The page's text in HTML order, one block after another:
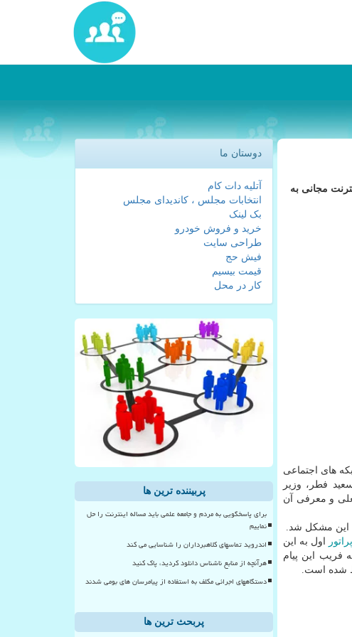
مجانی به
های اجتماعی
فطر، وزیر
و معرفی آن
این مشكل شد.
اپراتور
اول به این
مشتركانی كه فریب این پیام
دوستان ما
آتلیه دات کام
انتخابات مجلس ، کاندیدای مجلس
بک لینک
خرید و فروش خودرو
طراحی سایت
فیش حج
قیمت بیسیم
کار در محل
پربیننده ترین ها
برای پاسخگویی به مردم و جامعه علمی باید مساله اینترنت را حل
نماییم
اندروید تماسهای کلاهبرداران را شناسایی می کند
هرآنچه از منابع ناشناس دانلود کردید، پاک کنید
دستگاههای اجرائی مکلف به استفاده از پیامرسان های بومی شدند
پربحث ترین ها